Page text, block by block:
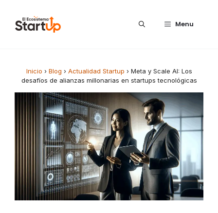
Menu
Inicio › Blog › Actualidad Startup › Meta y Scale AI: Los
desafíos de alianzas millonarias en startups tecnológicas